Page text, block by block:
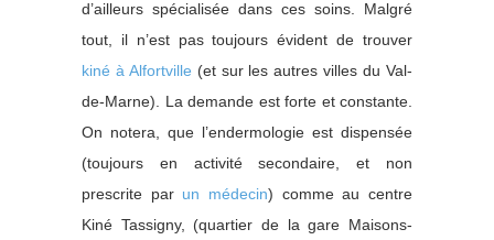
d’ailleurs spécialisée dans ces soins. Malgré
tout, il n’est pas toujours évident de trouver
kiné à Alfortville (et sur les autres villes du Val-
de-Marne). La demande est forte et constante.
On notera, que l’endermologie est dispensée
(toujours en activité secondaire, et non
prescrite par un médecin) comme au centre
Kiné Tassigny, (quartier de la gare Maisons-